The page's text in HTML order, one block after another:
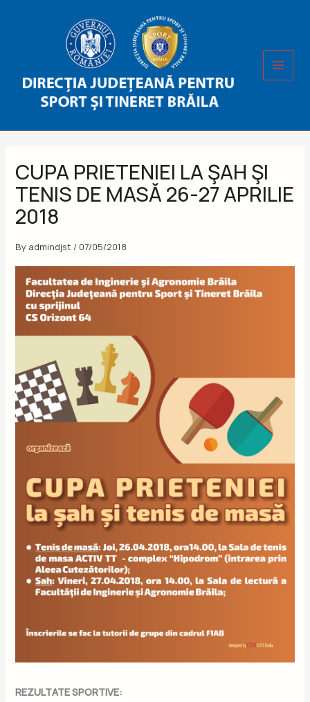
CUPA PRIETENIEI LA ŞAH ŞI
TENIS DE MASĂ 26-27 APRILIE
2018
By admindjst / 07/05/2018
REZULTATE SPORTIVE: